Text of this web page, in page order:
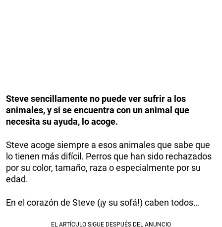
Steve sencillamente no puede ver sufrir a los
animales, y si se encuentra con un animal que
necesita su ayuda, lo acoge.
Steve acoge siempre a esos animales que sabe que
lo tienen más difícil. Perros que han sido rechazados
por su color, tamaño, raza o especialmente por su
edad.
En el corazón de Steve (¡y su sofá!) caben todos…